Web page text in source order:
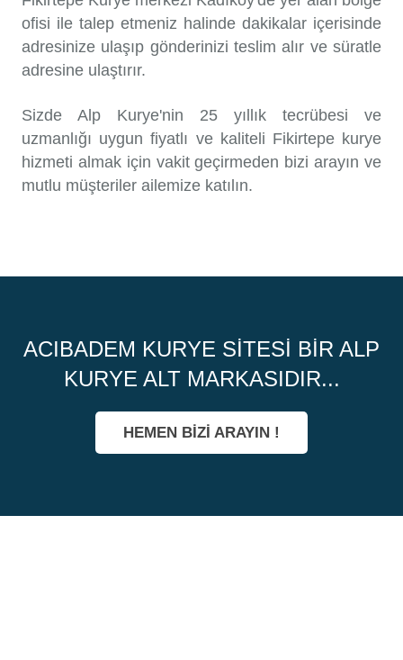
ofisi ile talep etmeniz halinde dakikalar içerisinde
adresinize ulaşıp gönderinizi teslim alır ve süratle
adresine ulaştırır.
Sizde Alp Kurye'nin 25 yıllık tecrübesi ve
uzmanlığı uygun fiyatlı ve kaliteli Fikirtepe kurye
hizmeti almak için vakit geçirmeden bizi arayın ve
mutlu müşteriler ailemize katılın.
ACIBADEM KURYE SITESI BIR ALP
KURYE ALT MARKASIDIR...
HEMEN BİZİ ARAYIN !